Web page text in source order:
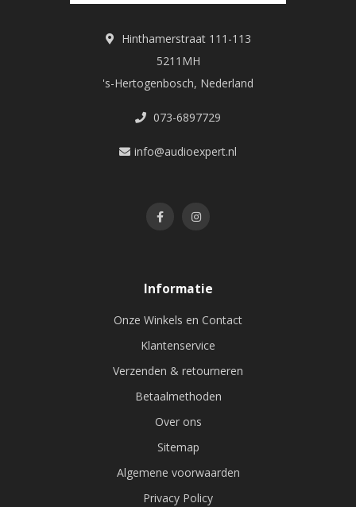
Hinthamerstraat 111-113
5211MH
's-Hertogenbosch, Nederland
073-6897729
info@audioexpert.nl
Informatie
Onze Winkels en Contact
Klantenservice
Verzenden & retourneren
Betaalmethoden
Over ons
Sitemap
Algemene voorwaarden
Privacy Policy